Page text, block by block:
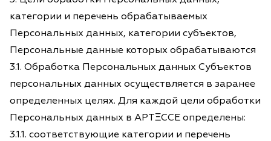
категории и перечень обрабатываемых
Персональных данных, категории субъектов,
Персональные данные которых обрабатываются
3.1. Обработка Персональных данных Субъектов
персональных данных осуществляется в заранее
определенных целях. Для каждой цели обработки
Персональных данных в АРТΞССЕ определены:
3.1.1. соответствующие категории и перечень